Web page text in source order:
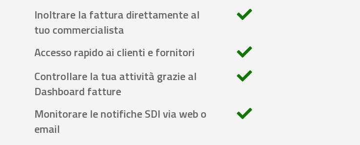
Inoltrare la fattura direttamente al
tuo commercialista
Accesso rapido ai clienti e fornitori
Controllare la tua attività grazie al
Dashboard fatture
Monitorare le notifiche SDI via web o
email